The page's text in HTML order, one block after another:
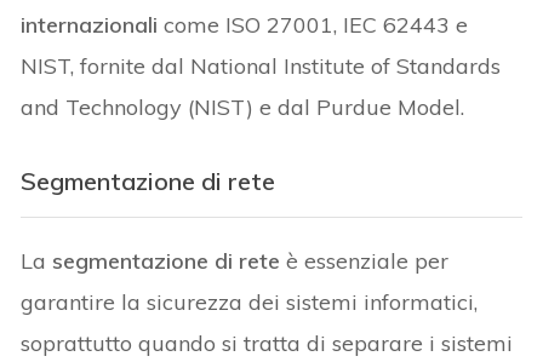
internazionali come ISO 27001, IEC 62443 e
NIST, fornite dal National Institute of Standards
and Technology (NIST) e dal Purdue Model.
Segmentazione di rete
La segmentazione di rete è essenziale per
garantire la sicurezza dei sistemi informatici,
soprattutto quando si tratta di separare i sistemi